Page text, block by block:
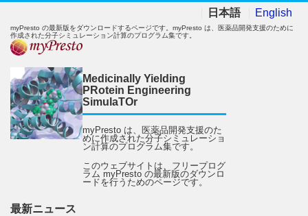
日本語 English
myPresto の最新版をダウンロードするページです。myPresto は、医薬品開発支援のために
作成された分子シミュレーション計算のプログラム集です。
Medicinally Yielding
PRotein Engineering
SimulaTOr
myPresto は、医薬品開発支援のた
めに作成された分子シミュレーショ
ン計算のプログラム集です。
このウェブサイトは、フリープログ
ラム myPresto の最新版のダウンロ
ードを行うためのページです。
最新ニュース